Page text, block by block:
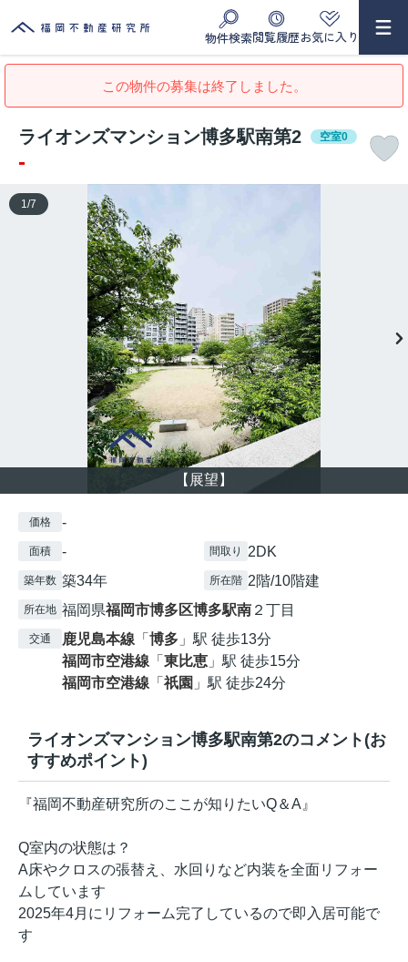
物件検索閲覧履歴お気に入り
この物件の募集は終了しました。
ライオンズマンション博多駅南第2 空室0
-
【展望】
1 /7
価格 -
面積 - 間取り 2DK
築年数 築34年 所在階 2階/10階建
所在地 福岡県福岡市博多区博多駅南 ２丁目
交通 鹿児島本線 「 博多 」駅 徒歩13分
福岡市空港線 「 東比恵 」駅 徒歩15分
福岡市空港線 「 祇園 」駅 徒歩24分
ライオンズマンション博多駅南第2のコメント(お
すすめポイント)
『福岡不動産研究所のここが知りたいQ＆A』
Q室内の状態は？
A床やクロスの張替え、水回りなど内装を全面リフォー
ムしています
2025年4月にリフォーム完了しているので即入居可能で
す